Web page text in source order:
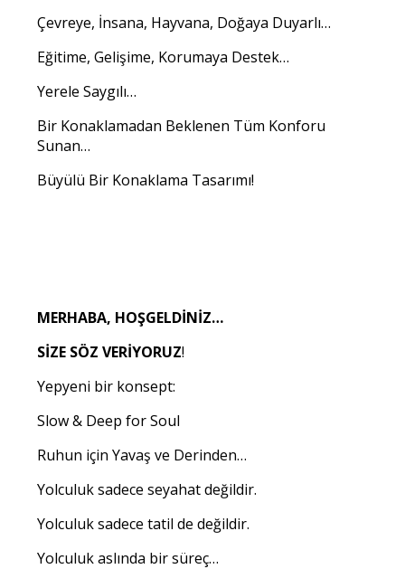
Çevreye, İnsana, Hayvana, Doğaya Duyarlı…
Eğitime, Gelişime, Korumaya Destek…
Yerele Saygılı…
Bir Konaklamadan Beklenen Tüm Konforu
Sunan…
Büyülü Bir Konaklama Tasarımı!
MERHABA, HOŞGELDİNİZ…
SİZE SÖZ VERİYORUZ!
Yepyeni bir konsept:
Slow & Deep for Soul
Ruhun için Yavaş ve Derinden…
Yolculuk sadece seyahat değildir.
Yolculuk sadece tatil de değildir.
Yolculuk aslında bir süreç…